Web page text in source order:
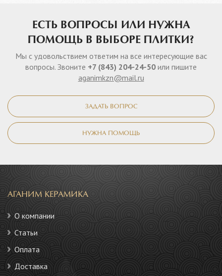
ЕСТЬ ВОПРОСЫ ИЛИ НУЖНА
ПОМОЩЬ В ВЫБОРЕ ПЛИТКИ?
Мы с удовольствием ответим на все интересующие вас
вопросы. Звоните +7 (843) 204-24-50 или пишите
aganimkzn@mail.ru
ЗАДАТЬ ВОПРОС
НУЖНА ПОМОЩЬ
АГАНИМ КЕРАМИКА
О компании
Статьи
Оплата
Доставка